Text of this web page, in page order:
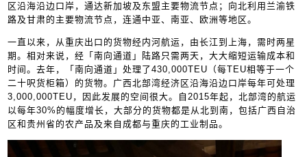
区沿海沿边口岸，通达新加坡及东盟主要物流节点；向北利用兰渝铁
路及甘肃的主要物流节点，连通中亚、南亚、欧洲等地区。
一直以来，从重庆出口的货物经内河航运，由长江到上海，需时两星
期。相对来说，经「南向通道」陆路只需两天，大大缩短运输成本和
时间。去年，「南向通道」处理了430,000TEU（每TEU相等于一个
二十呎货柜箱）的货物。广西北部湾经济区沿海沿边口岸每年可处理
3,000,000TEU，因此发展的空间很大。自2015年起，北部湾的航运
以每年30%的幅度增长，大部分的货物都是从北到南，包括广西自治
区和贵州省的农产品及来自成都与重庆的工业制品。